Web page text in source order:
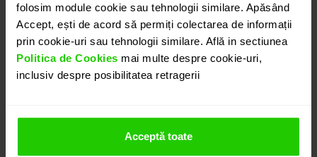
folosim module cookie sau tehnologii similare. Apăsând
Accept, ești de acord să permiți colectarea de informații
prin cookie-uri sau tehnologii similare. Află in sectiunea
Politica de Cookies mai multe despre cookie-uri,
inclusiv despre posibilitatea retragerii
Acceptă toate
ADAUGĂ ÎN COȘ
PROGRAMEAZĂ O ÎNTÂLNIRE
DETALII